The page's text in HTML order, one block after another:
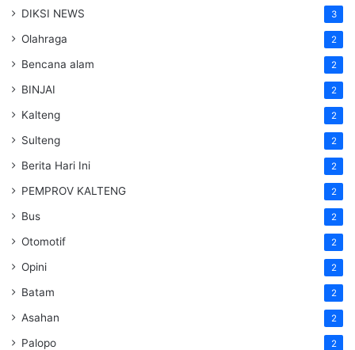
DIKSI NEWS 3
Olahraga 2
Bencana alam 2
BINJAI 2
Kalteng 2
Sulteng 2
Berita Hari Ini 2
PEMPROV KALTENG 2
Bus 2
Otomotif 2
Opini 2
Batam 2
Asahan 2
Palopo 2